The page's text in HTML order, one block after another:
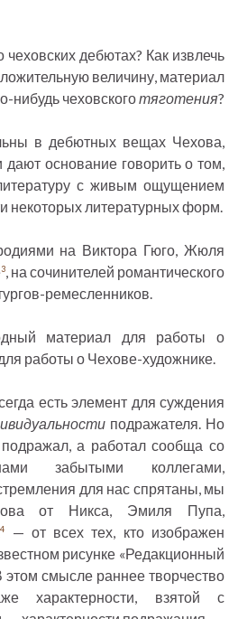
дебютах? Как извлечь
величину, материал
нибудь чеховскоготяготения?
в дебютных вещах Чехова,
основание говорить о том,
с живым ощущением
некоторых литературных форм.
на Виктора Гюго, Жюля
3
, на сочинителей романтического
ремесленников.
материал для работы о
работы о Чехове-художнике.
есть элемент для суждения
подражателя. Но
а работал сообща со
забытыми коллегами,
для нас спрятаны, мы
от Никса, Эмиля Пупа,
4
— от всех тех, кто изображен
рисунке «Редакционный
этом смысле раннее творчество
характерности, взятой с